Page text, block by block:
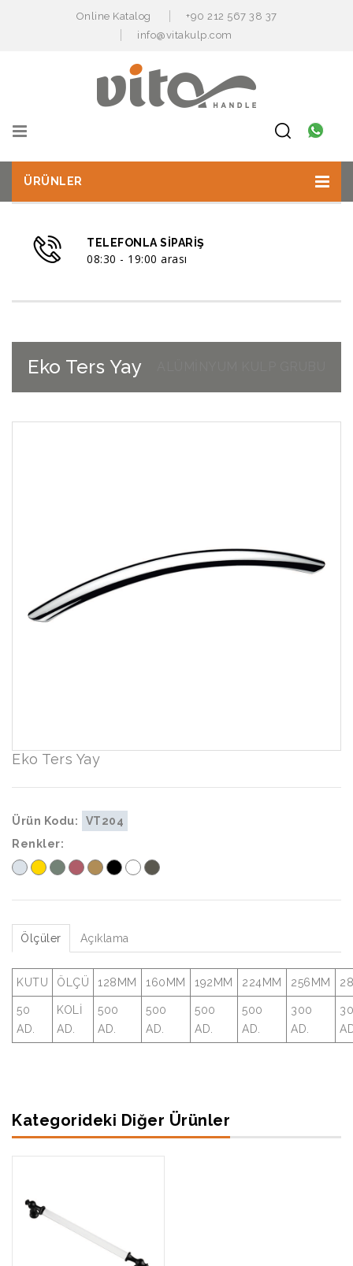
Online Katalog
+90 212 567 38 37
info@vitakulp.com
ÜRÜNLER
TELEFONLA SIPARIŞ
08:30 - 19:00 arası
Eko Ters Yay
Eko Ters Yay
Ürün Kodu:
VT204
Renkler:
Ölçüler Açıklama
KUTU ÖLÇÜ 128MM 160MM 192MM 224MM 256MM
50
AD.
KOLİ
AD.
500
AD.
500
AD.
500
AD.
500
AD.
300
AD.
Kategorideki Diğer Ürünler